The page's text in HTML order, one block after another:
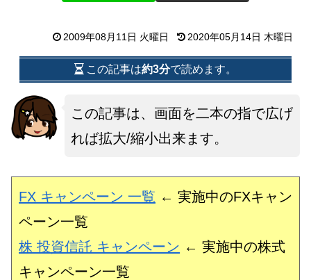
2009年08月11日 火曜日 2020年05月14日 木曜日
この記事は約3分で読めます。
この記事は、画面を二本の指で広げ
れば拡大/縮小出来ます。
FX キャンペーン 一覧 ← 実施中のFXキャン
ペーン一覧
株 投資信託 キャンペーン ← 実施中の株式
キャンペーン一覧